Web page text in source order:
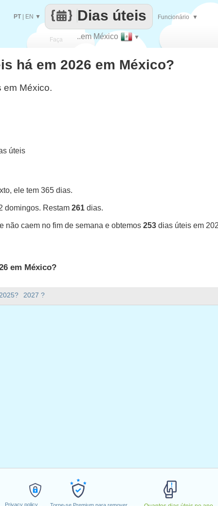
Privacy policy
Faça
cada
..em México ▼
Dias úteis
PT| EN ▼ Funcionário ▼
2027 ?
há em 2026 em México?
México.
úteis
ele tem 365 dias.
domingos. Restam 261 dias.
não caem no fim de semana e obtemos 253 dias úteis em
em México?
16 novembro, 2026